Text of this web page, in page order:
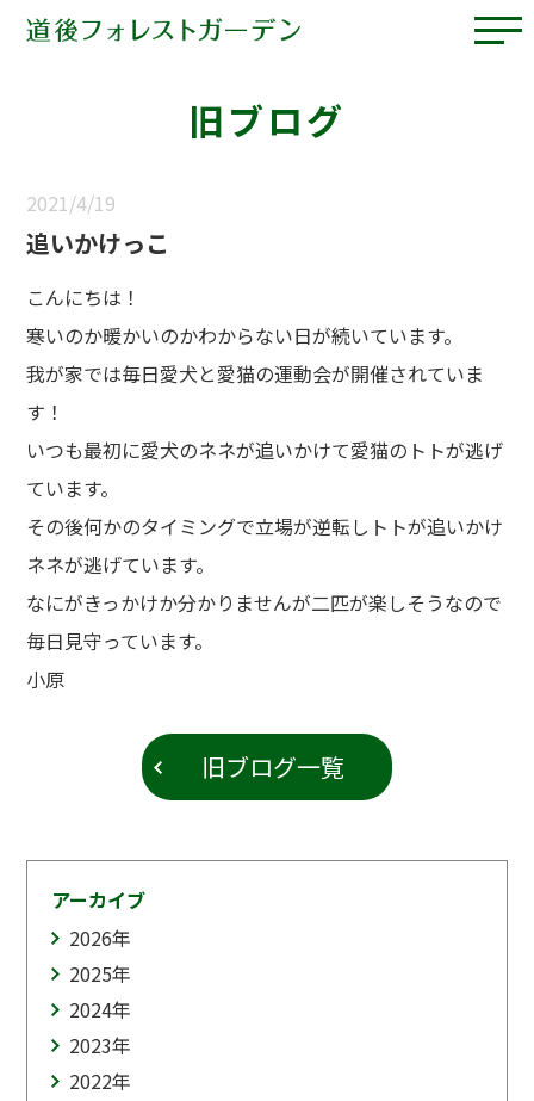
旧ブログ
2021/4/19
追いかけっこ
こんにちは！
寒いのか暖かいのかわからない日が続いています。
我が家では毎日愛犬と愛猫の運動会が開催されていま
す！
いつも最初に愛犬のネネが追いかけて愛猫のトトが逃げ
ています。
その後何かのタイミングで立場が逆転しトトが追いかけ
ネネが逃げています。
なにがきっかけか分かりませんが二匹が楽しそうなので
毎日見守っています。
小原
旧ブログ一覧
アーカイブ
2026年
2025年
2024年
2023年
2022年